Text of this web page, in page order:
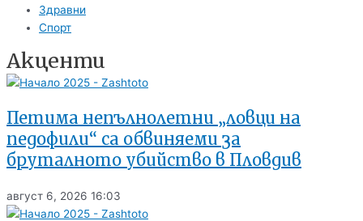
Здравни
Спорт
Акценти
Петима непълнолетни „ловци на
педофили“ са обвиняеми за
бруталното убийство в Пловдив
август 6, 2026 16:03